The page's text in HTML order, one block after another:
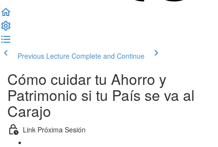
Previous Lecture Complete and Continue
Cómo cuidar tu Ahorro y
Patrimonio si tu País se va al
Carajo
Link Próxima Sesión